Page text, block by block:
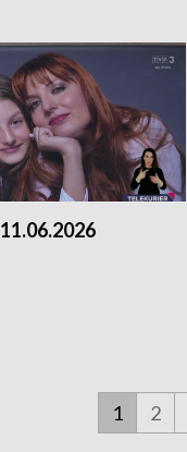
11.06.2026
1 2